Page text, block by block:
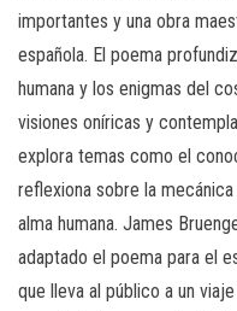
importantes y una obra
española. El poema
humana y los enigmas del
visiones oníricas y
explora temas como el
reflexiona sobre la
alma humana. James
adaptado el poema para el
que lleva al público a un